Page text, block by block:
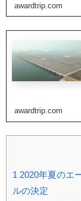
awardtrip.com
awardtrip.com
1 2020年夏のエ
ルの決定